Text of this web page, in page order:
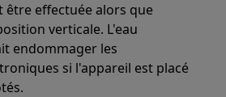
être effectuée alors que
verticale. L'eau
endommager les
si l'appareil est placé